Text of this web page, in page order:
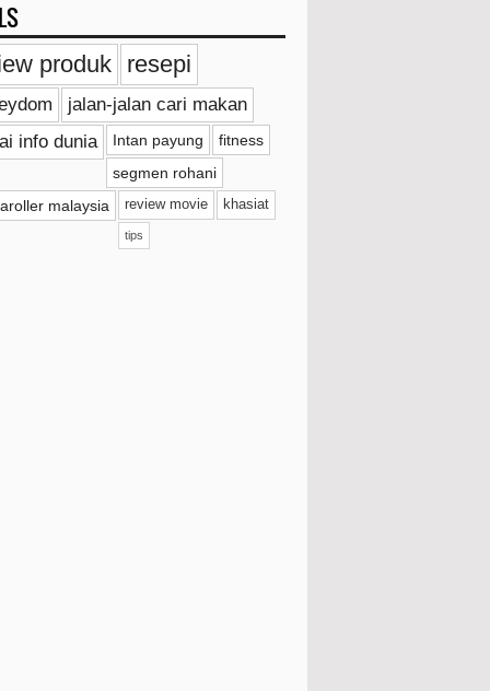
(259)
(18)
(20)
produk resepi
jalan-jalan cari makan
info dunia
Intan payung
fitness
segmen rohani
malaysia
review movie khasiat
tips